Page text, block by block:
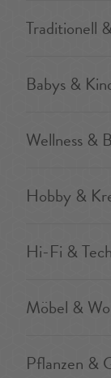
Traditionell
Babys &
Wellness &
Hobby &
Hi-Fi &
Möbel &
Pflanzen &